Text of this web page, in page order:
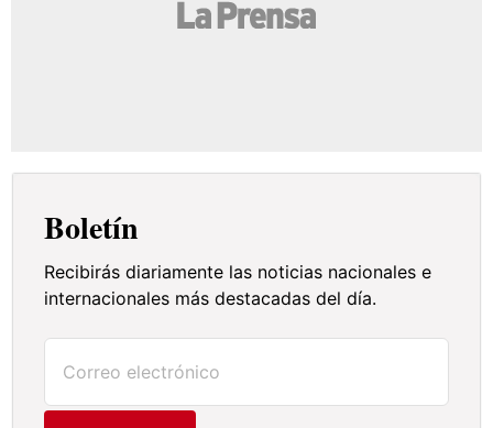
Boletín
Recibirás diariamente las noticias nacionales e
internacionales más destacadas del día.